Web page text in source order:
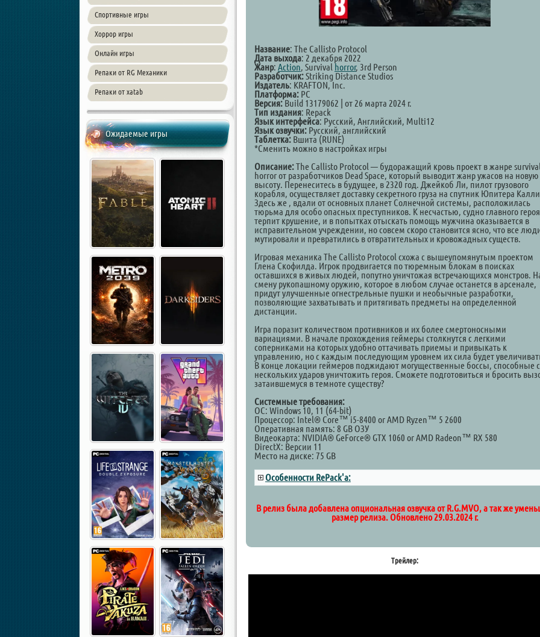
Спортивные игры
Хоррор игры
Онлайн игры
Репаки от RG Механики
Репаки от xatab
Ожидаемые игры
Название: The Callisto Protocol
Дата выхода: 2 декабря 2022
Жанр: Action, Survival horror, 3rd Person
Разработчик:Striking Distance Studios
Издатель: KRAFTON, Inc.
Платформа: PC
Версия:Build 13179062 | от 26 марта 2024 г.
Тип издания: Repack
Язык интерфейса: Русский, Английский, Multi12
Язык озвучки: Русский, английский
Таблетка: Вшита (RUNE)
*Сменить можно в настройках игры
Описание:The Callisto Protocol — будоражащий кровь проект в жанре
horror от разработчиков Dead Space, который выводит жанр ужасов на новую
высоту. Перенеситесь в будущее, в 2320 год. Джейкоб Ли, пилот грузового
корабля, осуществляет доставку секретного груза на спутник Юпитера
Здесь же , вдали от основных планет Солнечной системы, расположилась
тюрьма для особо опасных преступников. К несчастью, судно главного героя
терпит крушение, и в попытках отыскать помощь мужчина оказывается в
исправительном учреждении, но совсем скоро становится ясно, что все
мутировали и превратились в отвратительных и кровожадных существ.
Игровая механика The Callisto Protocol схожа с вышеупомянутым проектом
Глена Скофилда. Игрок продвигается по тюремным блокам в поисках
оставшихся в живых людей, попутно уничтожая встречающихся монстров.
смену рукопашному оружию, которое в любом случае останется в арсенале,
придут улучшенные огнестрельные пушки и необычные разработки,
позволяющие захватывать и притягивать предметы на определенной
дистанции.
Игра поразит количеством противников и их более смертоносными
вариациями. В начале прохождения геймеры столкнутся с легкими
соперниками на которых удобно оттачивать приемы и привыкать к
управлению, но с каждым последующим уровнем их сила будет
В конце локации геймеров поджидают могущественные боссы, способные с
нескольких ударов уничтожить героя. Сможете подготовиться и бросить
затаившемуся в темноте существу?
Системные требования:
ОС: Windows 10, 11 (64-bit)
Процессор: Intel® Core™ i5-8400 or AMD Ryzen™ 5 2600
Оперативная память: 8 GB ОЗУ
Видеокарта: NVIDIA® GeForce® GTX 1060 or AMD Radeon™ RX 580
DirectX: Версии 11
Место на диске: 75 GB
Особенности RePack'a:
В релиз была добавлена опциональная озвучка от R.G.MVO, а так же
размер релиза. Обновлено 29.03.2024 г.
Трейлер: